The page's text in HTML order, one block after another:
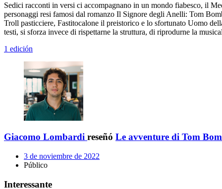
Sedici racconti in versi ci accompagnano in un mondo fiabesco, il
personaggi resi famosi dal romanzo Il Signore degli Anelli: Tom
Troll pasticciere, Fastitocalone il preistorico e lo sfortunato Uomo
testi, si sforza invece di rispettarne la struttura, di riprodurne la
1 edición
Giacomo Lombardi reseñó Le avventure di Tom
3 de noviembre de 2022
Público
Interessante